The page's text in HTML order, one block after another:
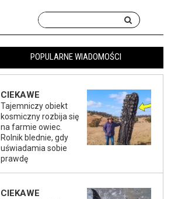
POPULARNE WIADOMOŚCI
CIEKAWE
Tajemniczy obiekt
kosmiczny rozbija się
na farmie owiec.
Rolnik blednie, gdy
uświadamia sobie
prawdę
CIEKAWE